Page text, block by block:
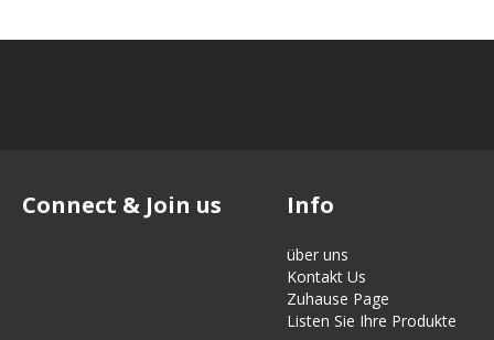
Connect & Join us Info
über uns
Kontakt Us
Zuhause Page
Listen Sie Ihre Produkte